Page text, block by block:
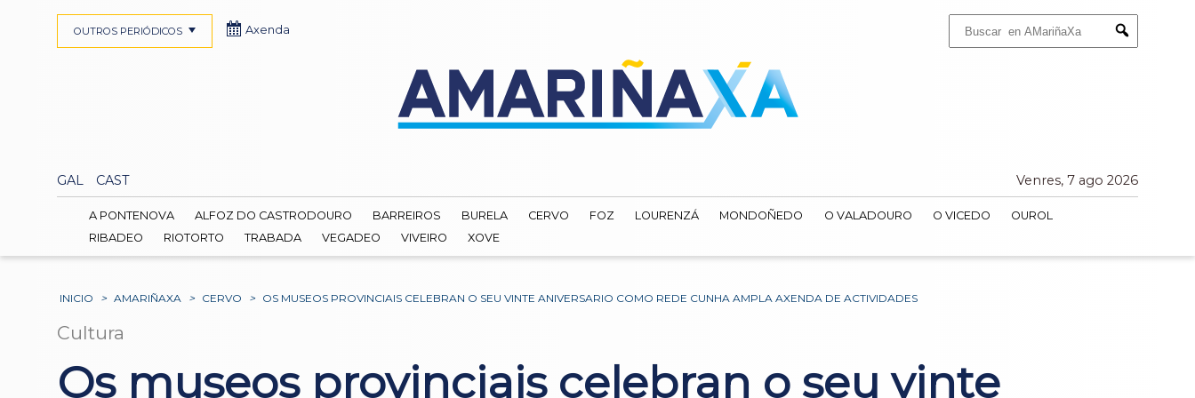
Submit
GAL CAST Venres, 7 ago 2026
OUTROS PERIÓDICOS Axenda
A PONTENOVA ALFOZ DO CASTRODOURO BARREIROS BURELA CERVO FOZ LOURENZÁ MONDOÑEDO O VALADOURO O VICEDO
OUROL
RIBADEO
RIOTORTO TRABADA VEGADEO VIVEIRO XOVE
INICIO > AMARIÑAXA > CERVO > OS MUSEOS PROVINCIAIS CELEBRAN O SEU VINTE ANIVERSARIO COMO REDE CUNHA AMPLA AXENDA DE ACTIVIDADES
Cultura
Os museos provinciais celebran o seu vinte